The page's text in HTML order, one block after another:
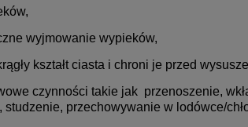
wyjmowanie wypieków,
kształt ciasta i chroni je przed
czynności takie jak przenoszenie,
przechowywanie w lodówce/